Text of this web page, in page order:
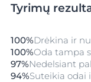
Tyrimų
100%Drėkina ir
100%Oda tampa
97%Nedelsiant
94%Suteikia odai